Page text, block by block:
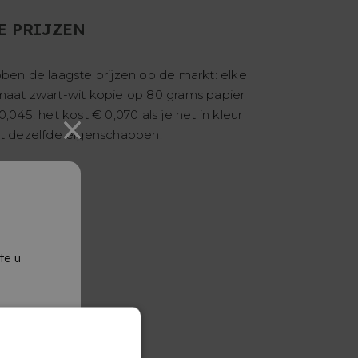
u
PRIJZEN
de laagste prijzen op de markt: elke
zwart-wit kopie op 80 grams papier
het kost € 0,070 als je het in kleur
dezelfde eigenschappen.